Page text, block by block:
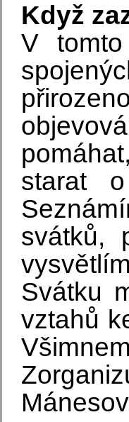
Když
V
starat
svátků,
Svátku
vztahů